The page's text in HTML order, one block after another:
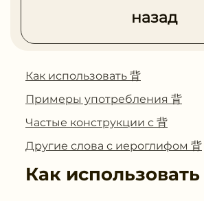
назад
Как использовать 背
Примеры употребления 背
Частые конструкции с 背
Другие слова с иероглифом 背
Как использовать